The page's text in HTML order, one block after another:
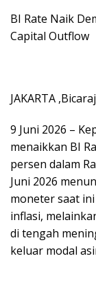
BI Rate Naik
Capital Outflow
JAKARTA
9 Juni 2026 –
menaikkan BI
persen dalam
Juni 2026
moneter saat
inflasi,
di tengah
keluar modal